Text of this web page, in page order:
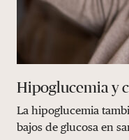
Hipoglucemia y
La hipoglucemia
bajos de glucosa en